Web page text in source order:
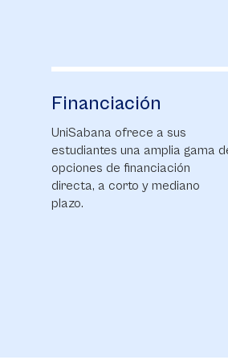
Bienestar
Promovemos el bienestar de
toda la comunidad universitaria
por medio de una formación
integral.